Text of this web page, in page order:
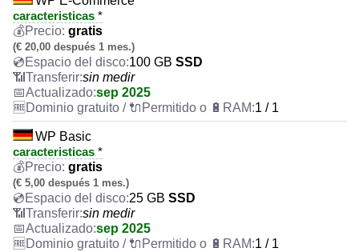
caracteristicas *
gratis
(€ 20,00 después 1 mes.)
100 GB SSD
sin medir
sep 2025
1 / 1
WP Basic
caracteristicas *
gratis
(€ 5,00 después 1 mes.)
25 GB SSD
sin medir
sep 2025
1 / 1